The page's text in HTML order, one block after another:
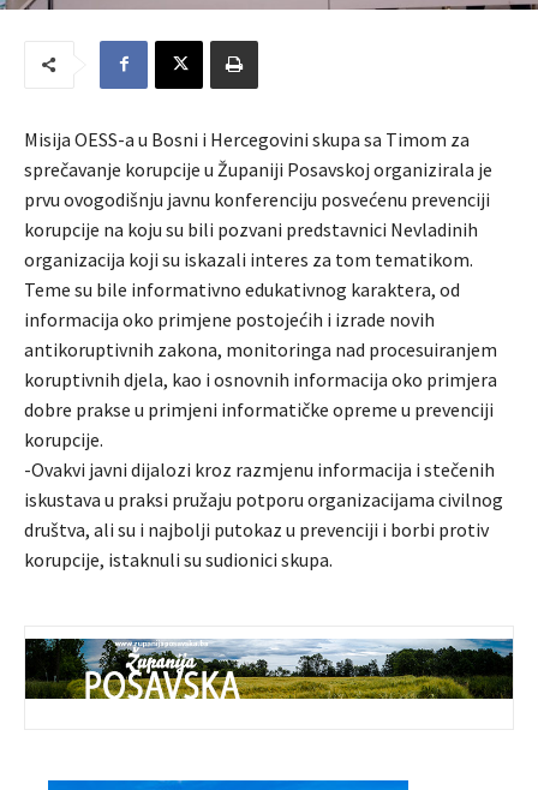
Misija OESS-a u Bosni i Hercegovini skupa sa Timom za
sprečavanje korupcije u Županiji Posavskoj organizirala je
prvu ovogodišnju javnu konferenciju posvećenu prevenciji
korupcije na koju su bili pozvani predstavnici Nevladinih
organizacija koji su iskazali interes za tom tematikom.
Teme su bile informativno edukativnog karaktera, od
informacija oko primjene postojećih i izrade novih
antikoruptivnih zakona, monitoringa nad procesuiranjem
koruptivnih djela, kao i osnovnih informacija oko primjera
dobre prakse u primjeni informatičke opreme u prevenciji
korupcije.
-Ovakvi javni dijalozi kroz razmjenu informacija i stečenih
iskustava u praksi pružaju potporu organizacijama civilnog
društva, ali su i najbolji putokaz u prevenciji i borbi protiv
korupcije, istaknuli su sudionici skupa.